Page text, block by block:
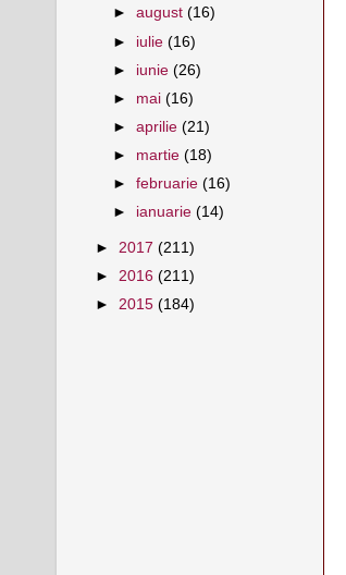
►august(16)
► iulie(16)
► iunie(26)
► mai(16)
►aprilie(21)
► martie(18)
►februarie(16)
► ianuarie(14)
► 2017 (211)
► 2016 (211)
► 2015 (184)